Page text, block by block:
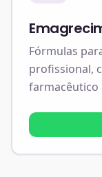
Fórmulas
profissional,
farmacêutico